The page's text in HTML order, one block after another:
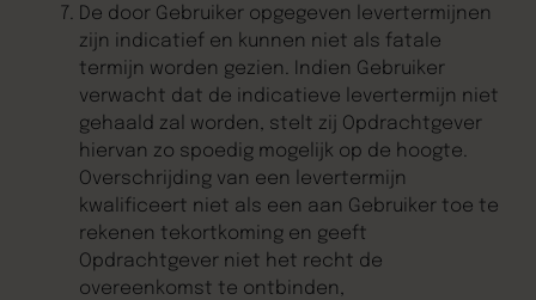
De door Gebruiker opgegeven levertermijnen
zijn indicatief en kunnen niet als fatale
termijn worden gezien. Indien Gebruiker
verwacht dat de indicatieve levertermijn niet
gehaald zal worden, stelt zij Opdrachtgever
hiervan zo spoedig mogelijk op de hoogte.
Overschrijding van een levertermijn
kwalificeert niet als een aan Gebruiker toe te
rekenen tekortkoming en geeft
Opdrachtgever niet het recht de
overeenkomst te ontbinden,